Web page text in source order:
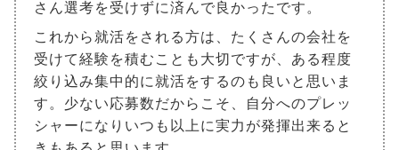
さん選考を受けずに済んで良かったです。
これから就活をされる方は、たくさんの会社を
受けて経験を積むことも大切ですが、ある程度
絞り込み集中的に就活をするのも良いと思いま
す。少ない応募数だからこそ、自分へのプレッ
シャーになりいつも以上に実力が発揮出来ると